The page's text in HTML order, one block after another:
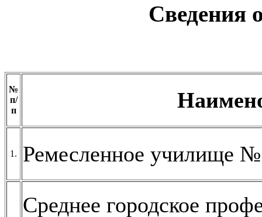
Сведения
№
п/
п
1. Ремесленное училище
Среднее городское